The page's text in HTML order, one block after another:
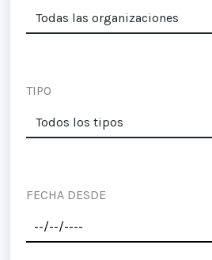
TIPO
FECHA DESDE